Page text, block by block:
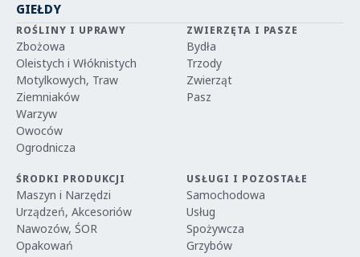
GIEŁDY
ROŚLINY I UPRAWY
Zbożowa
Oleistych i Włóknistych
Motylkowych, Traw
Ziemniaków
Warzyw
Owoców
Ogrodnicza
ZWIERZĘTA I PASZE
Bydła
Trzody
Zwierząt
Pasz
ŚRODKI PRODUKCJI
Maszyn i Narzędzi
Urządzeń, Akcesoriów
Nawozów, ŚOR
Opakowań
USŁUGI I POZOSTAŁE
Samochodowa
Usług
Spożywcza
Grzybów